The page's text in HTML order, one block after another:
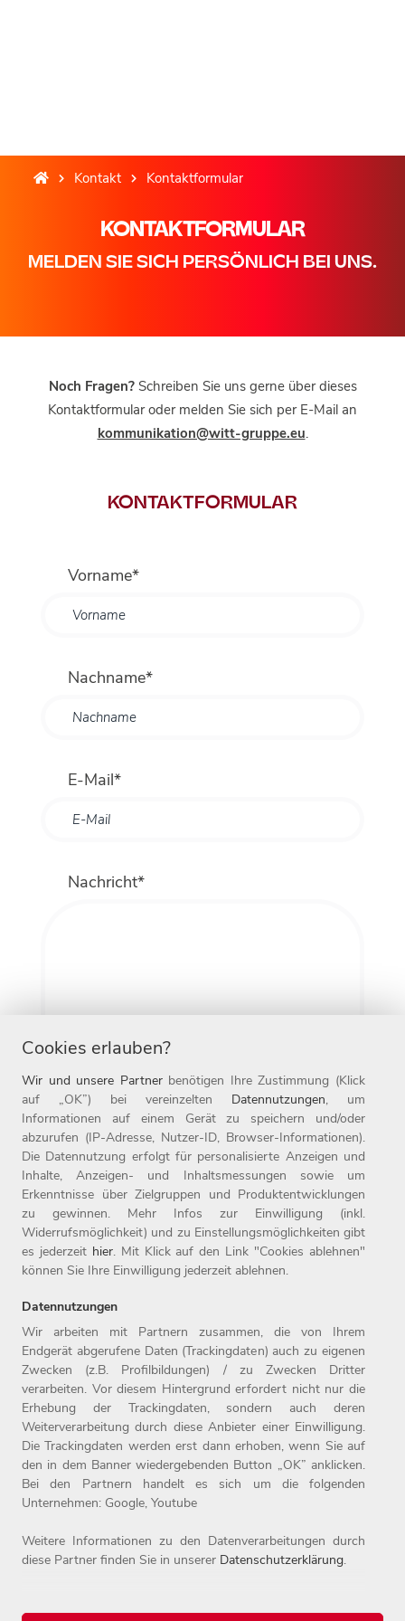
Kontakt Kontaktformular
KONTAKTFORMULAR
MELDEN SIE SICH PERSÖNLICH BEI UNS.
Noch Fragen?Schreiben Sie uns gerne über dieses
Kontaktformular oder melden Sie sich per E-Mail an
kommunikation@witt-gruppe.eu.
KONTAKTFORMULAR
Vorname*
Nachname*
E-Mail*
Nachricht*
Ich habe die Datenschutzbestimmungen
gelesen und stimme diesen zu.
Senden
Home
Arbeitgeber
Benefits
Jobs
Einstiegslevel
Arbeitsfelder
Kontakt
Impressum
Datenschutz
Alle Rechte vorbehalten.
Cookies erlauben?
Wir und unsere Partnerbenötigen Ihre Zustimmung (Klick
auf „OK”) bei vereinzelten Datennutzungen, um
Informationen auf einem Gerät zu speichern und/oder
abzurufen (IP-Adresse, Nutzer-ID, Browser-Informationen).
Die Datennutzung erfolgt für personalisierte Anzeigen und
Inhalte, Anzeigen- und Inhaltsmessungen sowie um
Erkenntnisse über Zielgruppen und Produktentwicklungen
zu gewinnen. Mehr Infos zur Einwilligung (inkl.
Widerrufsmöglichkeit) und zu Einstellungsmöglichkeiten gibt
es jederzeit hier. Mit Klick auf den Link "Cookies ablehnen"
können Sie Ihre Einwilligung jederzeit ablehnen.
Datennutzungen
Wir arbeiten mit Partnern zusammen, die von Ihrem
Endgerät abgerufene Daten (Trackingdaten) auch zu eigenen
Zwecken (z.B. Profilbildungen) / zu Zwecken Dritter
verarbeiten. Vor diesem Hintergrund erfordert nicht nur die
Erhebung der Trackingdaten, sondern auch deren
Weiterverarbeitung durch diese Anbieter einer Einwilligung.
Die Trackingdaten werden erst dann erhoben, wenn Sie auf
den in dem Banner wiedergebenden Button „OK” anklicken.
Bei den Partnern handelt es sich um die folgenden
Unternehmen: Google, Youtube
Weitere Informationen zu den Datenverarbeitungen durch
diese Partner finden Sie in unserer Datenschutzerklärung.